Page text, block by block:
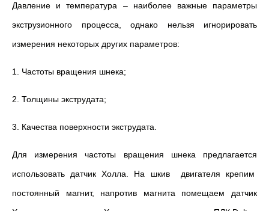
Давление и температура – наиболее важные параметры
экструзионного процесса, однако нельзя игнорировать
измерения некоторых других параметров:
1. Частоты вращения шнека;
2. Толщины экструдата;
3. Качества поверхности экструдата.
Для измерения частоты вращения шнека предлагается
использовать датчик Холла. На шкив двигателя крепим
постоянный магнит, напротив магнита помещаем датчик